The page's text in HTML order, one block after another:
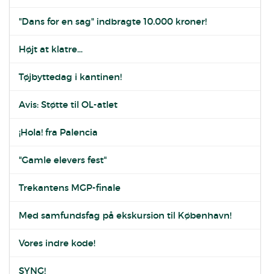
"Dans for en sag" indbragte 10.000 kroner!
Højt at klatre...
Tøjbyttedag i kantinen!
Avis: Støtte til OL-atlet
¡Hola! fra Palencia
"Gamle elevers fest"
Trekantens MGP-finale
Med samfundsfag på ekskursion til København!
Vores indre kode!
SYNG!